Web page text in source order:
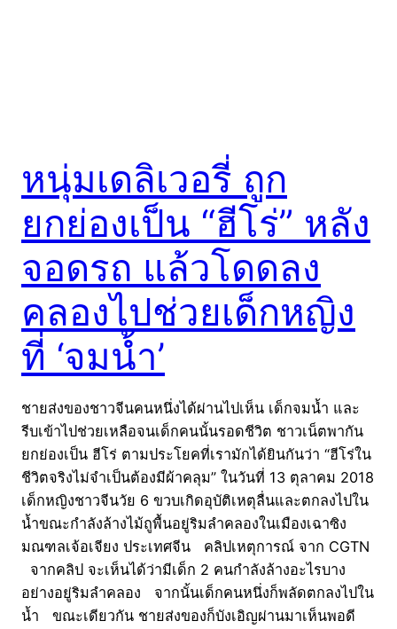
หนุ่มเดลิเวอรี่ ถูก
ยกย่องเป็น “ฮีโร่” หลัง
จอดรถ แล้วโดดลง
คลองไปช่วยเด็กหญิง
ที่ ‘จมน้ำ’
ชายส่งของชาวจีนคนหนึ่งได้ผ่านไปเห็น เด็กจมน้ำ และ
รีบเข้าไปช่วยเหลือจนเด็กคนนั้นรอดชีวิต ชาวเน็ตพากัน
ยกย่องเป็น ฮีโร่ ตามประโยคที่เรามักได้ยินกันว่า “ฮีโร่ใน
ชีวิตจริงไม่จำเป็นต้องมีผ้าคลุม” ในวันที่ 13 ตุลาคม 2018
เด็กหญิงชาวจีนวัย 6 ขวบเกิดอุบัติเหตุลื่นและตกลงไปใน
น้ำขณะกำลังล้างไม้ถูพื้นอยู่ริมลำคลองในเมืองเฉาซิง
มณฑลเจ้อเจียง ประเทศจีน คลิปเหตุการณ์ จาก CGTN
จากคลิป จะเห็นได้ว่ามีเด็ก 2 คนกำลังล้างอะไรบาง
อย่างอยู่ริมลำคลอง จากนั้นเด็กคนหนึ่งก็พลัดตกลงไปใน
น้ำ ขณะเดียวกัน ชายส่งของก็บังเอิญผ่านมาเห็นพอดี